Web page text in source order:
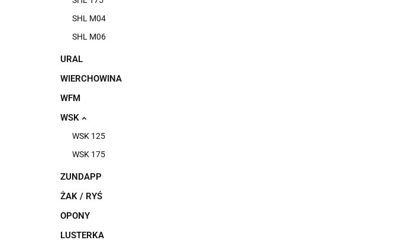
SHL M04
SHL M06
URAL
WIERCHOWINA
WFM
WSK
WSK 125
WSK 175
ZUNDAPP
ŻAK / RYŚ
OPONY
LUSTERKA